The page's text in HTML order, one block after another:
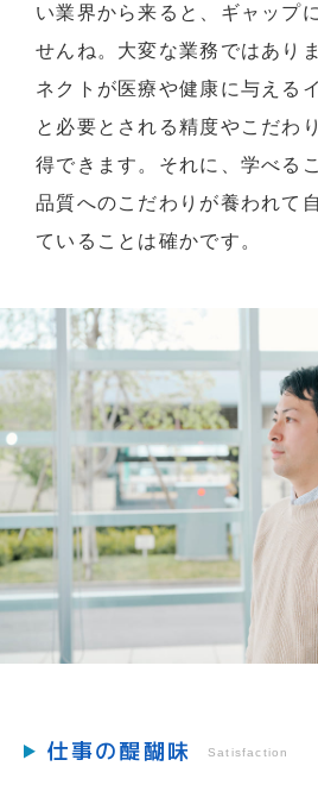
い業界から来ると、ギャップ
せんね。大変な業務ではあり
ネクトが医療や健康に与える
と必要とされる精度やこだわ
得できます。それに、学べる
品質へのこだわりが養われて
ていることは確かです。
仕事の醍醐味 Satisfaction